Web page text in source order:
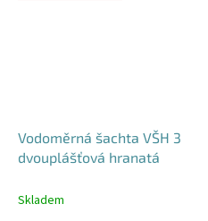
Vodoměrná šachta VŠH 3
dvouplášťová hranatá
Skladem